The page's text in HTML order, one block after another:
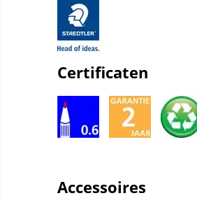
Certificaten
Accessoires